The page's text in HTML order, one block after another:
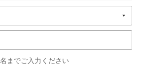
までご入力ください